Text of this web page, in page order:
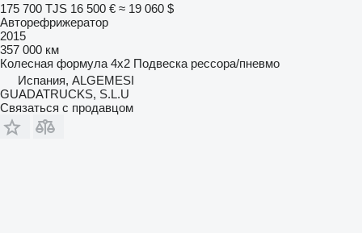
175 700 TJS 16 500 € ≈ 19 060 $
Авторефрижератор
2015
357 000 км
Колесная формула 4x2 Подвеска рессора/пневмо
Испания, ALGEMESI
GUADATRUCKS, S.L.U
Связаться с продавцом